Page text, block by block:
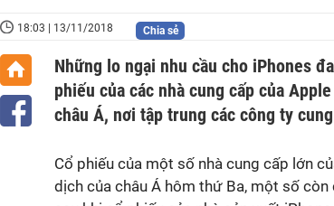
18:03 | 13/11/2018 Chia sẻ
Những lo ngại nhu cầu cho iPhones
phiếu của các nhà cung cấp của
châu Á, nơi tập trung các công ty
Cổ phiếu của một số nhà cung cấp lớn
dịch của châu Á hôm thứ Ba, một số